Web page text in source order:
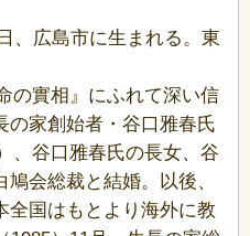
、広島市に生まれる。東
の實相』にふれて深い信
の家創始者・谷口雅春氏
、谷口雅春氏の長女、谷
会総裁と結婚。以後、
全国はもとより海外に教